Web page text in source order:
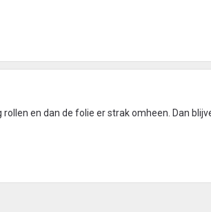
en dan de folie er strak omheen. Dan